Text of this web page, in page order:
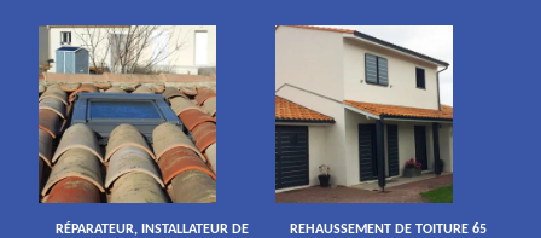
RÉPARATEUR, INSTALLATEUR DE
REHAUSSEMENT DE TOITURE 65